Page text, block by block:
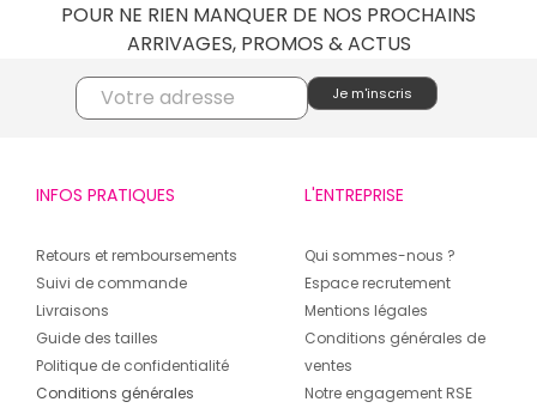
POUR NE RIEN MANQUER DE NOS PROCHAINS
ARRIVAGES, PROMOS & ACTUS
INFOS PRATIQUES
Retours et remboursements
Suivi de commande
Livraisons
Guide des tailles
Politique de confidentialité
Conditions générales
L'ENTREPRISE
Qui sommes-nous ?
Espace recrutement
Mentions légales
Conditions générales de
ventes
Notre engagement RSE